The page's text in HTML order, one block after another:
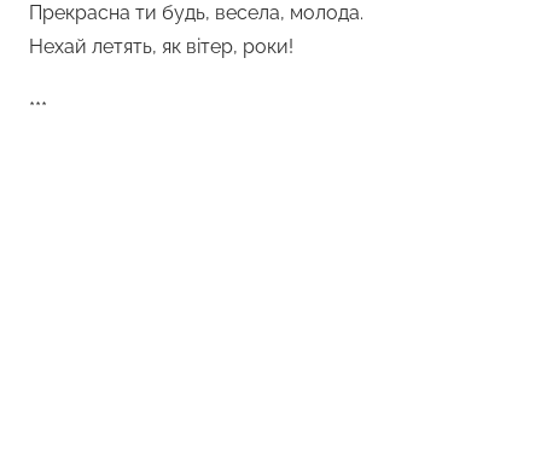
Прекрасна ти будь, весела, молода.
Нехай летять, як вітер, роки!
***